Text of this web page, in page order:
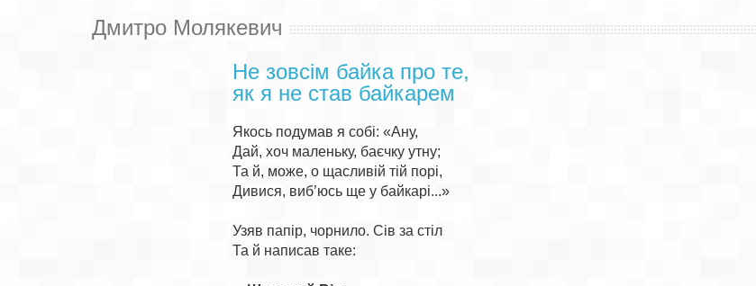
Дмитро Молякевич
Не зовсім байка про те,
як я не став байкарем
Якось подумав я собі: «Ану,
Дай, хоч маленьку, баєчку утну;
Та й, може, о щасливій тій порі,
Дивися, виб’юсь ще у байкарі...»
Узяв папір, чорнило. Сів за стіл
Та й написав таке: